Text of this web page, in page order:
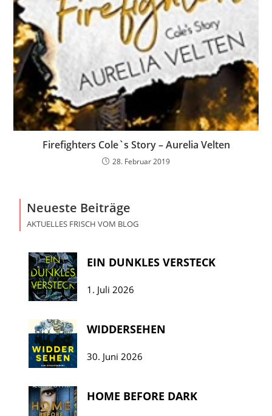
Firefighters Cole`s Story – Aurelia Velten
28. Februar 2019
Neueste Beiträge
AKTUELLES FRISCH VOM BLOG
EIN DUNKLES VERSTECK
1. Juli 2026
WIDDERSEHEN
30. Juni 2026
HOME BEFORE DARK